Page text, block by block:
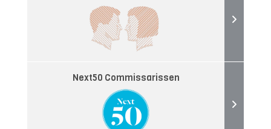
Next50 Commissarissen